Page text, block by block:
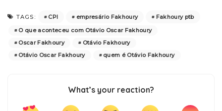
TAGS: CPI empresário Fakhoury
Fakhoury ptb
O que aconteceu com Otávio Oscar Fakhoury
Oscar Fakhoury
Otávio Fakhoury
Otávio Oscar Fakhoury
quem é Otávio Fakhoury
What’s your reaction?